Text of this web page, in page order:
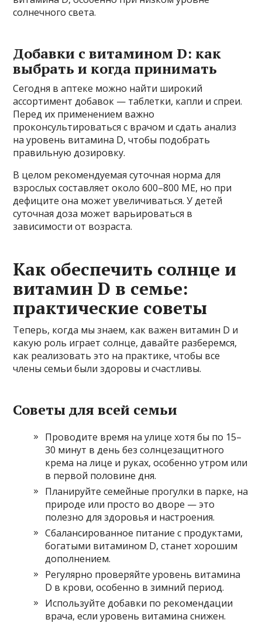
солнечного света.
Добавки с витамином D: как
выбрать и когда принимать
Сегодня в аптеке можно найти широкий
ассортимент добавок — таблетки, капли и спреи.
Перед их применением важно
проконсультироваться с врачом и сдать анализ
на уровень витамина D, чтобы подобрать
правильную дозировку.
В целом рекомендуемая суточная норма для
взрослых составляет около 600–800 МЕ, но при
дефиците она может увеличиваться. У детей
суточная доза может варьироваться в
зависимости от возраста.
Как обеспечить солнце и
витамин D в семье:
практические советы
Теперь, когда мы знаем, как важен витамин D и
какую роль играет солнце, давайте разберемся,
как реализовать это на практике, чтобы все
члены семьи были здоровы и счастливы.
Советы для всей семьи
Проводите время на улице хотя бы по 15–
30 минут в день без солнцезащитного
крема на лице и руках, особенно утром или
в первой половине дня.
Планируйте семейные прогулки в парке, на
природе или просто во дворе — это
полезно для здоровья и настроения.
Сбалансированное питание с продуктами,
богатыми витамином D, станет хорошим
дополнением.
Регулярно проверяйте уровень витамина
D в крови, особенно в зимний период.
Используйте добавки по рекомендации
врача, если уровень витамина снижен.